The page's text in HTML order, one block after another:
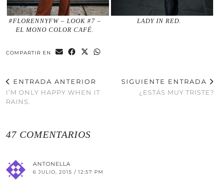
#FLORENNYFW – LOOK #7 –
EL MONO COLOR CAFÉ.
LADY IN RED.
COMPARTIR EN
ENTRADA ANTERIOR
I’M ONLY HAPPY WHEN IT
RAINS.
SIGUIENTE ENTRADA
¿ESTÁS MUY TRISTE?
47 COMENTARIOS
ANTONELLA
6 JULIO, 2015 / 12:57 PM